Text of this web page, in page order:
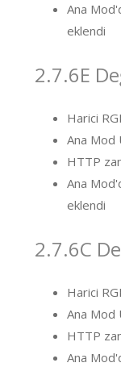
Ana
eklendi
2.7.6E
Harici
Ana Mod
HTTP
Ana
eklendi
2.7.6C
Harici
Ana Mod
HTTP
Ana